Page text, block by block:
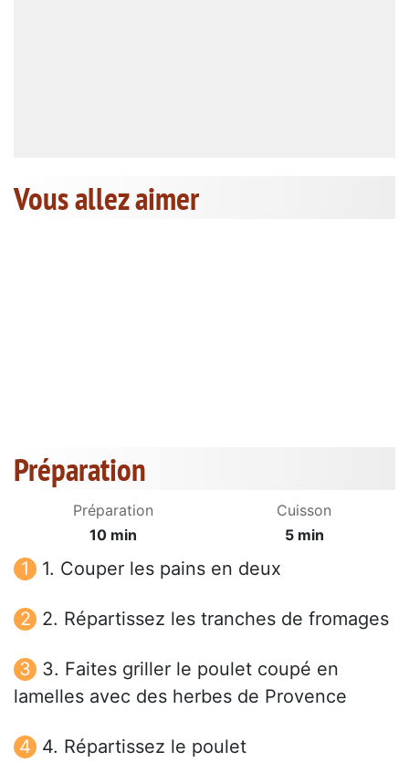
Vous allez aimer
Préparation
Préparation
10 min
Cuisson
5 min
1. Couper les pains en deux
2. Répartissez les tranches de fromages
3. Faites griller le poulet coupé en
lamelles avec des herbes de Provence
4. Répartissez le poulet